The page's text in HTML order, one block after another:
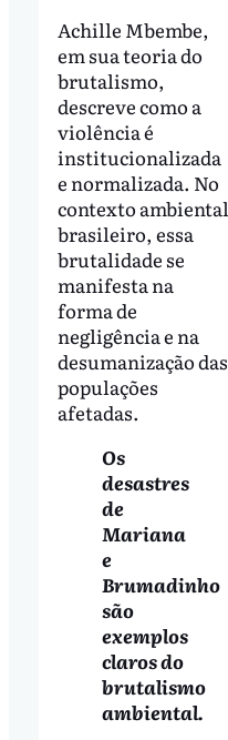
Achille Mbembe,
em sua teoria do
brutalismo,
descreve como a
violência é
institucionalizada
e normalizada. No
contexto ambiental
brasileiro, essa
brutalidade se
manifesta na
forma de
negligência e na
desumanização das
populações
afetadas.
Os
desastres
de
Mariana
e
Brumadinho
são
exemplos
claros do
brutalismo
ambiental.